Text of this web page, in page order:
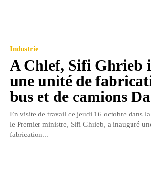
Industrie
A Chlef, Sifi Ghrieb
une unité de
bus et de camions
En visite de travail ce jeudi 16 octobre dans
le Premier ministre, Sifi Ghrieb, a inauguré
fabrication...